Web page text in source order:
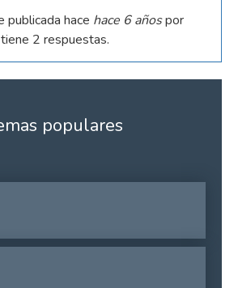
publicada hace hace 6 añospor
2 respuestas.
populares